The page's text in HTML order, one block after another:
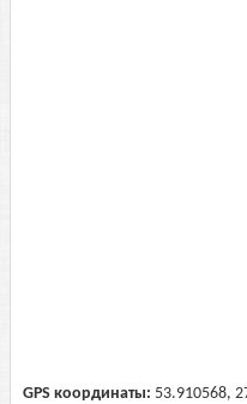
GPS координаты: 53.910568,